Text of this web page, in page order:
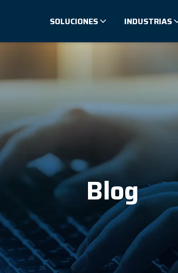
SOLUCIONES INDUSTRIAS
Blog